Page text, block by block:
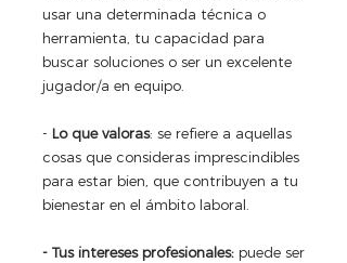
usar una determinada técnica o
herramienta, tu capacidad para
buscar soluciones o ser un excelente
jugador/a en equipo.
- Lo que valoras: se refiere a aquellas
cosas que consideras imprescindibles
para estar bien, que contribuyen a tu
bienestar en el ámbito laboral.
- Tus intereses profesionales: puede ser